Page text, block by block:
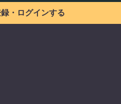
・ログインする